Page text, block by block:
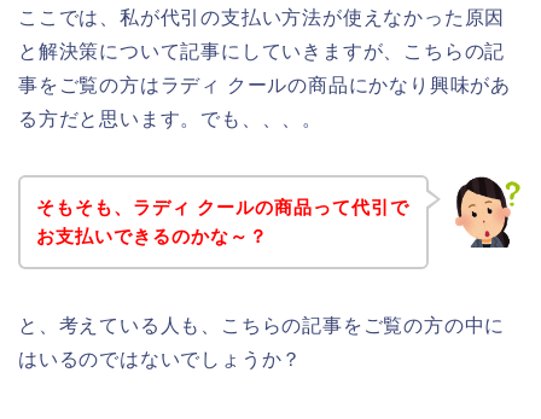
ここでは、私が代引の支払い方法が使えなかった原因
と解決策について記事にしていきますが、こちらの記
事をご覧の方はラディ クールの商品にかなり興味があ
る方だと思います。でも、、、。
そもそも、ラディ クールの商品って代引で
お支払いできるのかな～？
と、考えている人も、こちらの記事をご覧の方の中に
はいるのではないでしょうか？